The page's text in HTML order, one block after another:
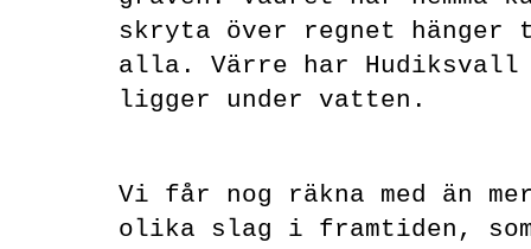
skryta över regnet
alla. Värre har
ligger under vatten.
Vi får nog räkna med än
olika slag i framtiden,